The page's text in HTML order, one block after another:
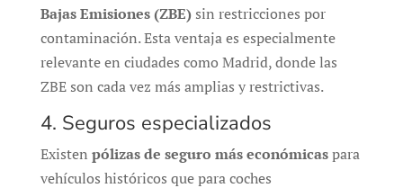
Bajas Emisiones (ZBE)sin restricciones por
contaminación. Esta ventaja es especialmente
relevante en ciudades como Madrid, donde las
ZBE son cada vez más amplias y restrictivas.
4. Seguros especializados
Existen pólizas de seguro más económicaspara
vehículos históricos que para coches